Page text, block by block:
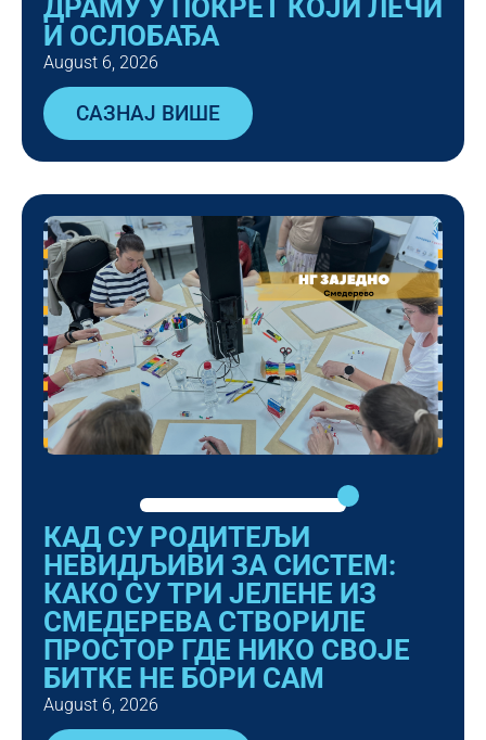
ДРАМУ У ПОКРЕТ КОЈИ ЛЕЧИ
И ОСЛОБАЂА
August 6, 2026
САЗНАЈ ВИШЕ
КАД СУ РОДИТЕЉИ
НЕВИДЉИВИ ЗА СИСТЕМ:
КАКО СУ ТРИ ЈЕЛЕНЕ ИЗ
СМЕДЕРЕВА СТВОРИЛЕ
ПРОСТОР ГДЕ НИКО СВОЈЕ
БИТКЕ НЕ БОРИ САМ
August 6, 2026